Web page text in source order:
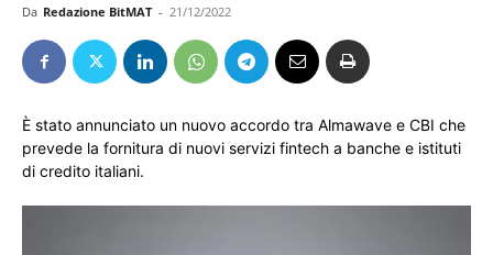
Da Redazione BitMAT - 21/12/2022
È stato annunciato un nuovo accordo tra Almawave e CBI che
prevede la fornitura di nuovi servizi fintech a banche e istituti
di credito italiani.